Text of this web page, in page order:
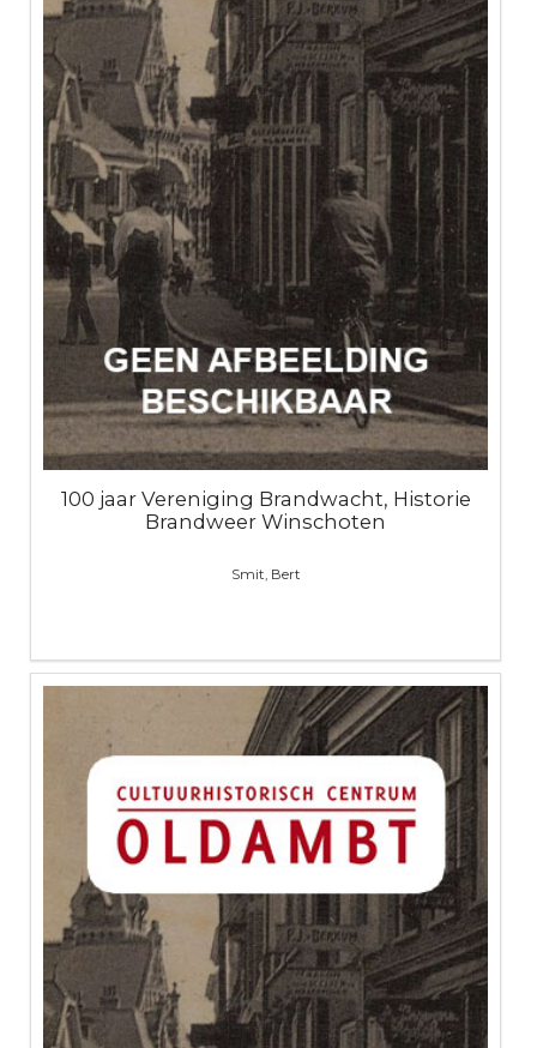
100 jaar Vereniging Brandwacht, Historie
Brandweer Winschoten
Smit, Bert